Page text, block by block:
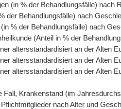
(in % der Behandlungsfälle) nach
Behandlungsfälle) nach
% der Behandlungsfälle) nach
(Anteil in % der
altersstandardisiert an der Alten
altersstandardisiert an der Alten
altersstandardisiert an der Alten
Krankenstand (im
nach Alter und